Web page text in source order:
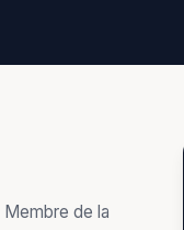
Membre de la